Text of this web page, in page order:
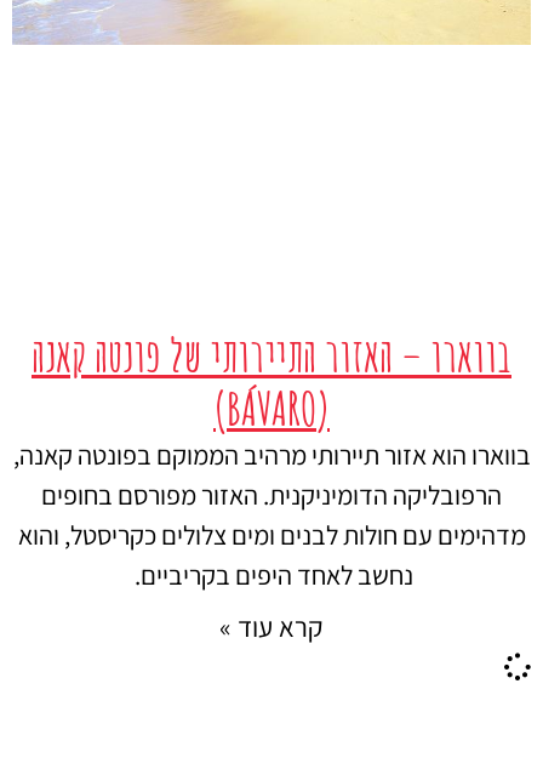
בווארו – האזור התיירותי של פונטה קאנה
(BÁVARO)
בווארו הוא אזור תיירותי מרהיב הממוקם בפונטה קאנה,
הרפובליקה הדומיניקנית. האזור מפורסם בחופים
מדהימים עם חולות לבנים ומים צלולים כקריסטל, והוא
נחשב לאחד היפים בקריביים.
קרא עוד »